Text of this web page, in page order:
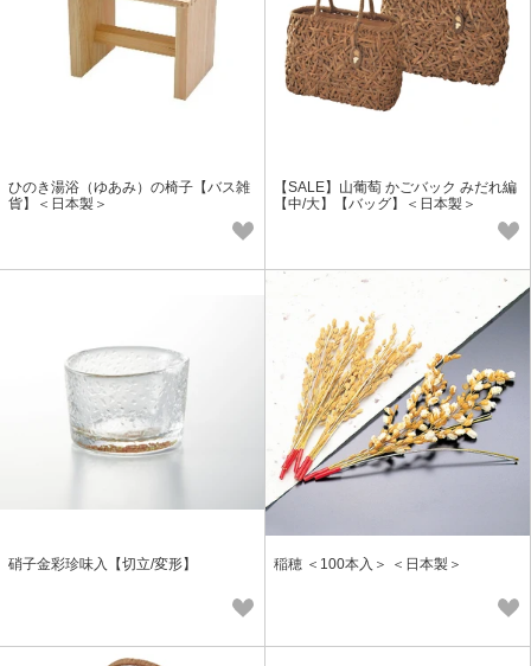
ひのき湯浴（ゆあみ）の椅子【バス雑
貨】＜日本製＞
【SALE】山葡萄 かごバック みだれ編
【中/大】【バッグ】＜日本製＞
硝子金彩珍味入【切立/変形】 稲穂 ＜100本入＞ ＜日本製＞